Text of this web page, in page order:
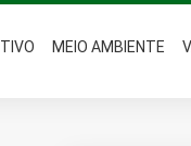
MEIO AMBIENTE